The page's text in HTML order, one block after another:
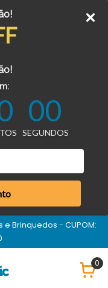
00
SEGUNDOS
e Brinquedos - CUPOM:
0